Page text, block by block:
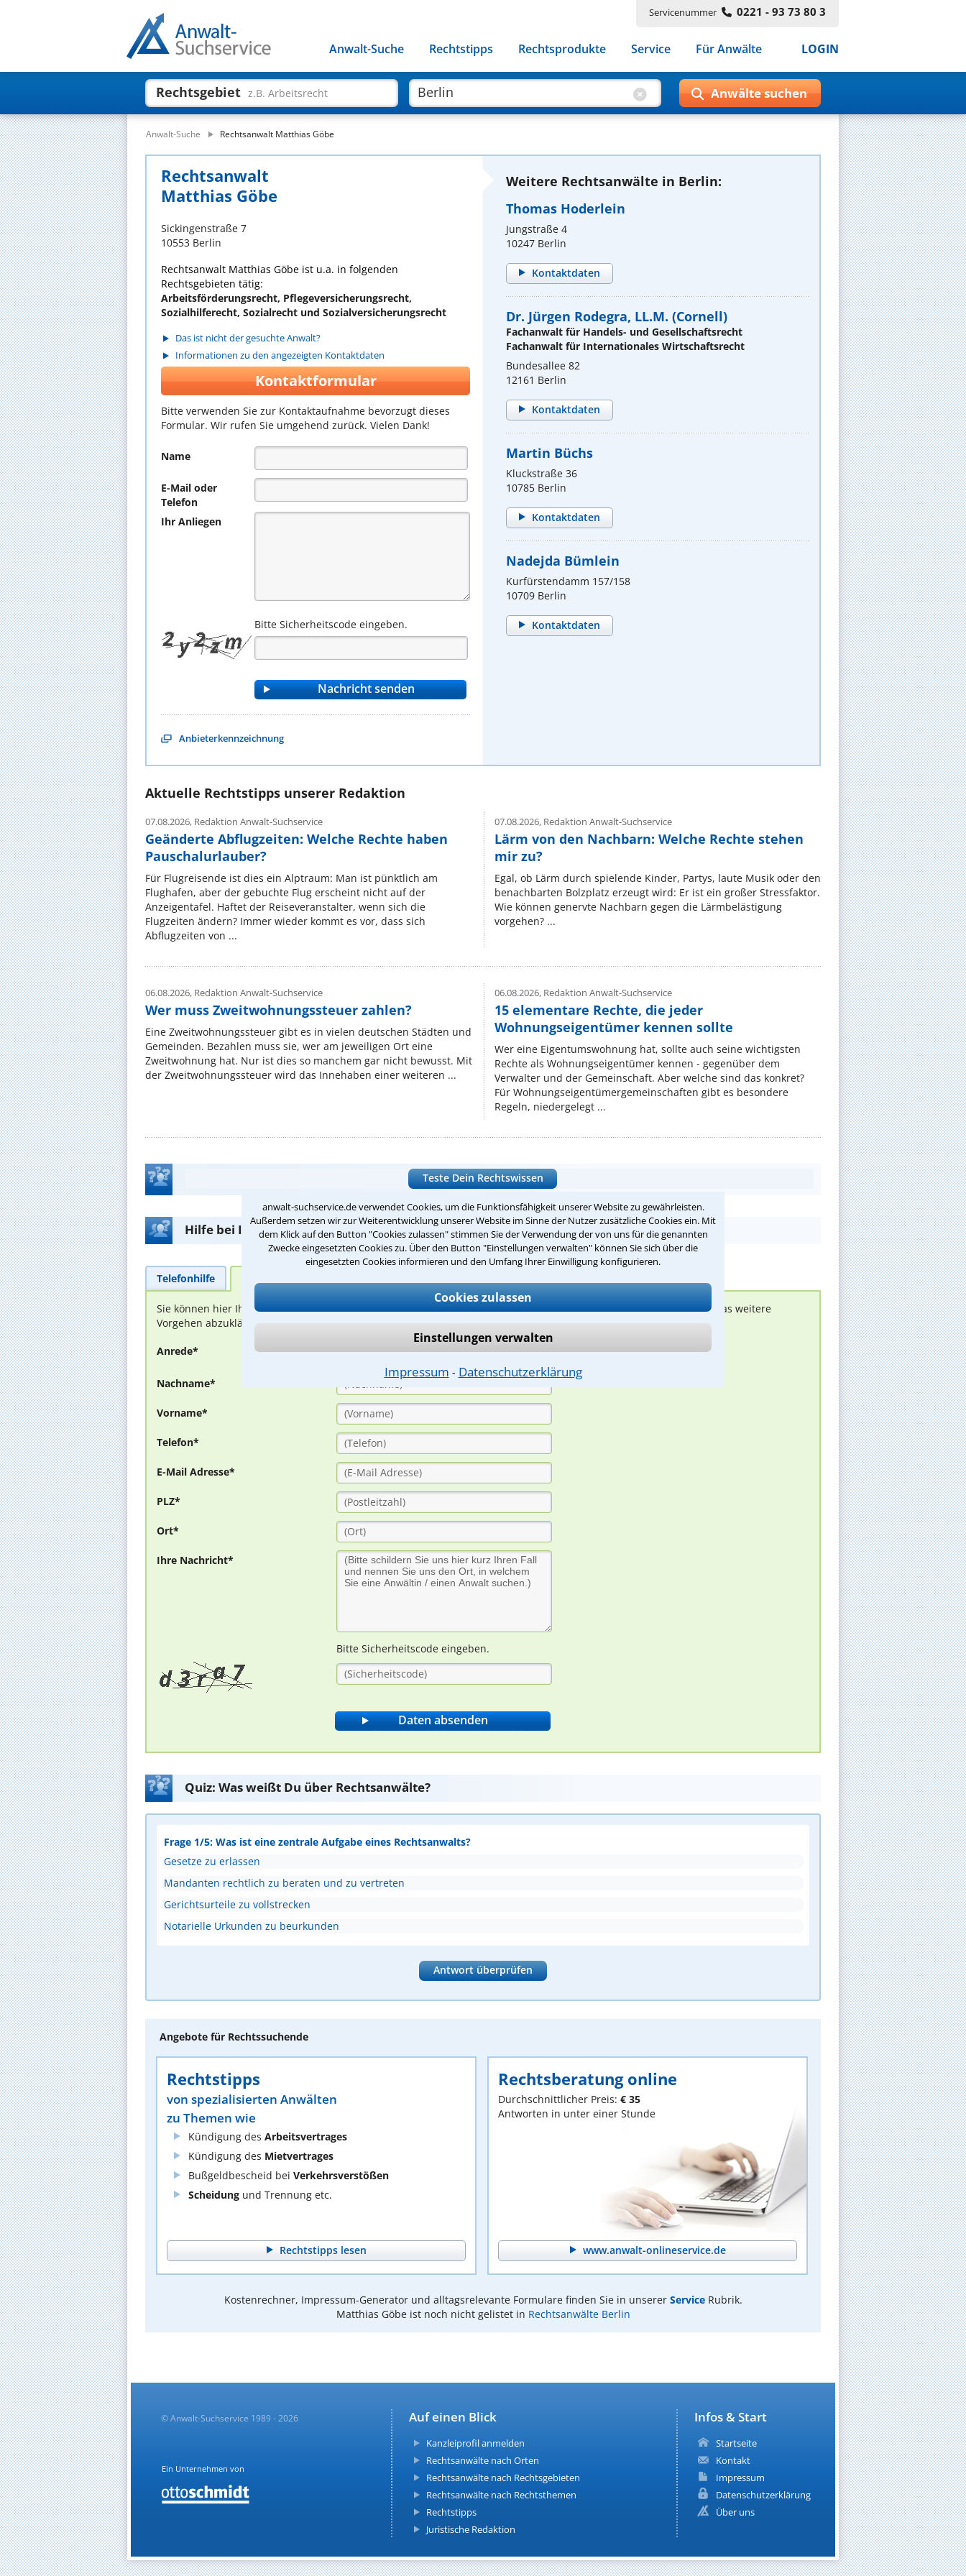
anwalt-suchservice.de verwendet Cookies, um die Funktionsfähigkeit unserer Website zu gewährleisten.
Außerdem setzen wir zur Weiterentwicklung unserer Website im Sinne der Nutzer zusätzliche Cookies ein. Mit
dem Klick auf den Button "Cookies zulassen" stimmen Sie der Verwendung der von uns für die genannten
Zwecke eingesetzten Cookies zu. Über den Button "Einstellungen verwalten" können Sie sich über die
eingesetzten Cookies informieren und den Umfang Ihrer Einwilligung konfigurieren.
Cookies zulassen
Einstellungen verwalten
Impressum ⁃ Datenschutzerklärung
Servicenummer 0221 - 93 73 80 3
Anwalt-Suche Rechtstipps Rechtsprodukte Service Für Anwälte LOGIN
Rechtsgebiet z.B. Arbeitsrecht
Anwalt-Suche Rechtsanwalt Matthias Göbe
Rechtsanwalt
Matthias Göbe
Sickingenstraße 7
10553 Berlin
Rechtsanwalt Matthias Göbe ist u.a. in folgenden
Rechtsgebieten tätig:
Arbeitsförderungsrecht, Pflegeversicherungsrecht,
Sozialhilferecht, Sozialrecht und Sozialversicherungsrecht
Das ist nicht der gesuchte Anwalt?
Informationen zu den angezeigten Kontaktdaten
Kontaktformular
Bitte verwenden Sie zur Kontaktaufnahme bevorzugt dieses
Formular. Wir rufen Sie umgehend zurück. Vielen Dank!
Name
E-Mail oder
Telefon
Ihr Anliegen
Bitte Sicherheitscode eingeben.
Anbieterkennzeichnung
Weitere Rechtsanwälte in Berlin:
Thomas Hoderlein
Jungstraße 4
10247 Berlin
Kontaktdaten
Dr. Jürgen Rodegra, LL.M. (Cornell)
Fachanwalt für Handels- und Gesellschaftsrecht
Fachanwalt für Internationales Wirtschaftsrecht
Bundesallee 82
12161 Berlin
Kontaktdaten
Martin Büchs
Kluckstraße 36
10785 Berlin
Kontaktdaten
Nadejda Bümlein
Kurfürstendamm 157/158
10709 Berlin
Kontaktdaten
Aktuelle Rechtstipps unserer Redaktion
07.08.2026, Redaktion Anwalt-Suchservice
Geänderte Abflugzeiten: Welche Rechte haben
Pauschalurlauber?
Für Flugreisende ist dies ein Alptraum: Man ist pünktlich am
Flughafen, aber der gebuchte Flug erscheint nicht auf der
Anzeigentafel. Haftet der Reiseveranstalter, wenn sich die
Flugzeiten ändern? Immer wieder kommt es vor, dass sich
Abflugzeiten von ...
07.08.2026,Redaktion Anwalt-Suchservice
Lärm von den Nachbarn: Welche Rechte stehen
mir zu?
Egal, ob Lärm durch spielende Kinder, Partys, laute Musik oder den
benachbarten Bolzplatz erzeugt wird: Er ist ein großer Stressfaktor.
Wie können genervte Nachbarn gegen die Lärmbelästigung
vorgehen? ...
06.08.2026, Redaktion Anwalt-Suchservice
Wer muss Zweitwohnungssteuer zahlen?
Eine Zweitwohnungssteuer gibt es in vielen deutschen Städten und
Gemeinden. Bezahlen muss sie, wer am jeweiligen Ort eine
Zweitwohnung hat. Nur ist dies so manchem gar nicht bewusst. Mit
der Zweitwohnungssteuer wird das Innehaben einer weiteren ...
06.08.2026,Redaktion Anwalt-Suchservice
15 elementare Rechte, die jeder
Wohnungseigentümer kennen sollte
Wer eine Eigentumswohnung hat, sollte auch seine wichtigsten
Rechte als Wohnungseigentümer kennen - gegenüber dem
Verwalter und der Gemeinschaft. Aber welche sind das konkret?
Für Wohnungseigentümergemeinschaften gibt es besondere
Regeln, niedergelegt ...
Teste Dein Rechtswissen
Hilfe bei Ihrer Anwaltsuche?
Telefonhilfe
Sie können hier Ihren Fall schildern. Anschließend werden sich spezialisierte Rechtsanwälte bei Ihnen melden, um das weitere
Vorgehen abzuklären. Die Rückmeldung durch einen Anwalt ist für Sie kostenlos.
Anrede* (Anrede)
Nachname*
Vorname*
Telefon*
E-Mail Adresse*
PLZ*
Ort*
Ihre Nachricht*
Bitte Sicherheitscode eingeben.
Quiz: Was weißt Du über Rechtsanwälte?
Frage 1/5: Was ist eine zentrale Aufgabe eines Rechtsanwalts?
Gesetze zu erlassen
Mandanten rechtlich zu beraten und zu vertreten
Gerichtsurteile zu vollstrecken
Notarielle Urkunden zu beurkunden
Antwort überprüfen
Angebote für Rechtssuchende
Rechtstipps
von spezialisierten Anwälten
zu Themen wie
Kündigung des Arbeitsvertrages
Kündigung des Mietvertrages
Bußgeldbescheid bei Verkehrsverstößen
Scheidung und Trennung etc.
Rechtstipps lesen
Rechtsberatung online
Durchschnittlicher Preis: € 35
Antworten in unter einer Stunde
www.anwalt-onlineservice.de
Kostenrechner, Impressum-Generator und alltagsrelevante Formulare finden Sie in unserer ServiceRubrik.
Matthias Göbe ist noch nicht gelistet in Rechtsanwälte Berlin
Infos & Start
Startseite
Kontakt
Impressum
Datenschutzerklärung
Über uns
Auf einen Blick
Kanzleiprofil anmelden
Rechtsanwälte nach Orten
Rechtsanwälte nach Rechtsgebieten
Rechtsanwälte nach Rechtsthemen
Rechtstipps
Juristische Redaktion
© Anwalt-Suchservice 1989 - 2026
Ein Unternehmen von